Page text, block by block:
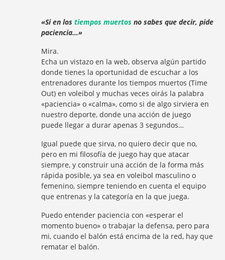
«Si en lostiempos muertos no sabes que decir, pide
paciencia…»
Mira.
Echa un vistazo en la web, observa algún partido
donde tienes la oportunidad de escuchar a los
entrenadores durante los tiempos muertos (Time
Out) en voleibol y muchas veces oirás la palabra
«paciencia» o «calma», como si de algo sirviera en
nuestro deporte, donde una acción de juego
puede llegar a durar apenas 3 segundos…
Igual puede que sirva, no quiero decir que no,
pero en mi filosofía de juego hay que atacar
siempre, y construir una acción de la forma más
rápida posible, ya sea en voleibol masculino o
femenino, siempre teniendo en cuenta el equipo
que entrenas y la categoría en la que juega.
Puedo entender paciencia con «esperar el
momento bueno» o trabajar la defensa, pero para
mi, cuando el balón está encima de la red, hay que
rematar el balón.